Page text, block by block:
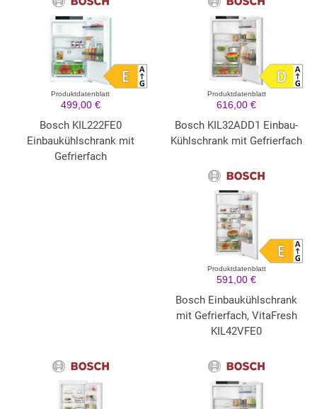
Produktdatenblatt
499,00 €
Bosch KIL222FE0
Einbaukühlschrank mit
Gefrierfach
Produktdatenblatt
616,00 €
Bosch KIL32ADD1 Einbau-
Kühlschrank mit Gefrierfach
Produktdatenblatt
591,00 €
Bosch Einbaukühlschrank
mit Gefrierfach, VitaFresh
KIL42VFE0